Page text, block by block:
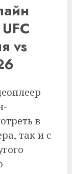
vs
в
так и с